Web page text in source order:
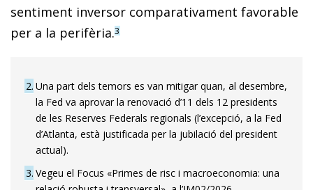
sentiment inversor comparativament favorable
per a la perifèria.3
2 Una part dels temors es van mitigar quan, al desembre,
la Fed va aprovar la renovació d’11 dels 12 presidents
de les Reserves Federals regionals (l’excepció, a la Fed
d’Atlanta, està justificada per la jubilació del president
actual).
3 Vegeu el Focus «Primes de risc i macroeconomia: una